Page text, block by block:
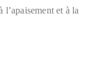
et à la